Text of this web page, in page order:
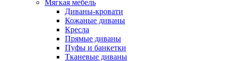
Мягкая мебель
Диваны-кровати
Кожаные диваны
Кресла
Прямые диваны
Пуфы и банкетки
Тканевые диваны